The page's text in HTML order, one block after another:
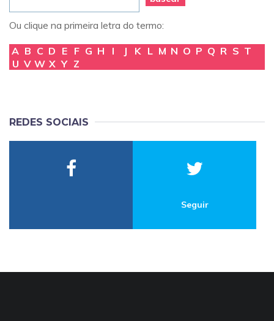
Ou clique na primeira letra do termo:
A B C D E F G H I J K L M N O P Q R S T
U V W X Y Z
REDES SOCIAIS
Seguir